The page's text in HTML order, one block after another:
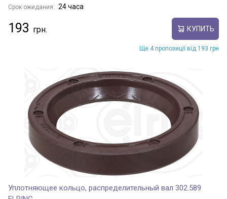
Срок ожидания: 24 часа
193 КУПИТЬ
Ще 4 пропозиції від 193 грн
Уплотняющее кольцо, распределительный вал 302.589